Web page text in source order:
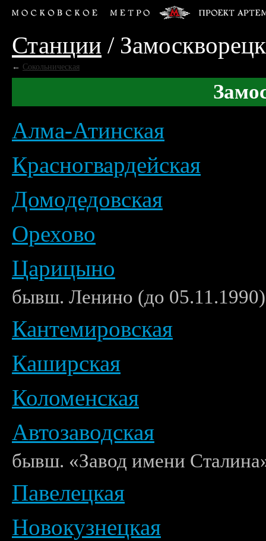
Станции /
← Сокольническая
Алма-Атинская
Красногвардейская
Домодедовская
Орехово
Царицыно
бывш. Ленино (до 05.11.1990)
Кантемировская
Каширская
Коломенская
Автозаводская
бывш. «Завод имени
Павелецкая
Новокузнецкая